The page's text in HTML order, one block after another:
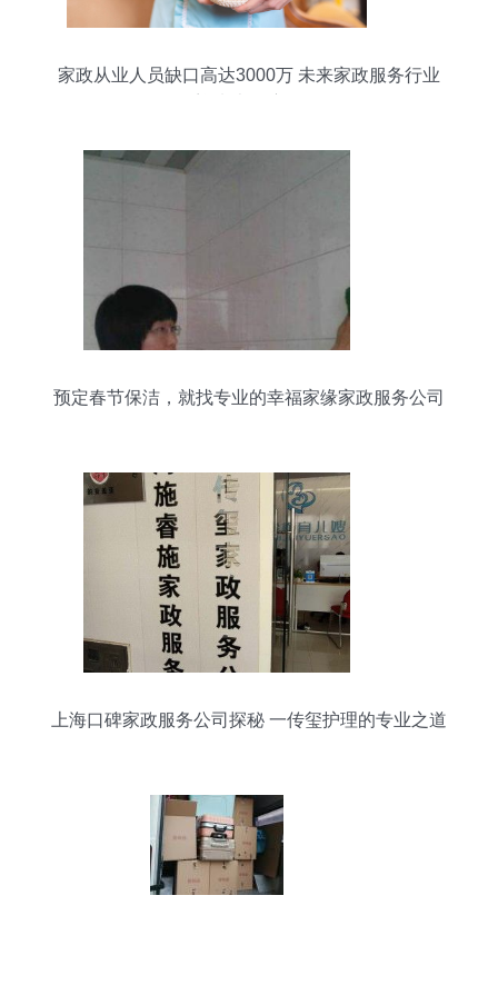
家政从业人员缺口高达3000万 未来家政服务行业
预定春节保洁，就找专业的幸福家缘家政服务公司
上海口碑家政服务公司探秘 一传玺护理的专业之道